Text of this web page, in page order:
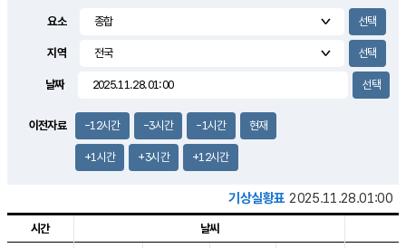
3.0m/s
요소
지역
날짜
이전자료 -12시간 -3시간 -1시간 현재
+1시간 +3시간 +12시간
기상실황표 2025.11.28.01:00
시간 날씨